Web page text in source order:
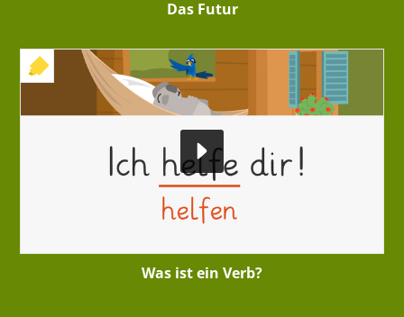
Das Futur
+ INTERAKTIVE ÜBUNG
Was ist ein Verb?